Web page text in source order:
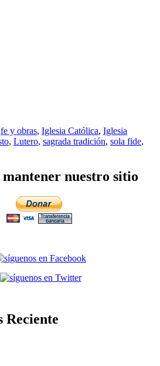
fe y obras, Iglesia Católica, Iglesia
, Lutero, sagrada tradición, sola fide,
nuestro sitio
Reciente